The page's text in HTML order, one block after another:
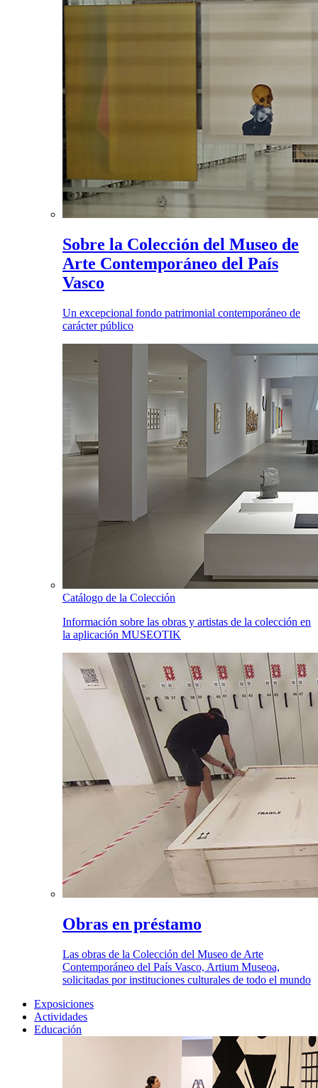
Sobre la Colección del Museo de
Arte Contemporáneo del País
Vasco
Un excepcional fondo patrimonial contemporáneo de
carácter público
Catálogo de la Colección
Información sobre las obras y artistas de la colección en
la aplicación MUSEOTIK
Obras en préstamo
Las obras de la Colección del Museo de Arte
Contemporáneo del País Vasco, Artium Museoa,
solicitadas por instituciones culturales de todo el mundo
Exposiciones
Actividades
Educación